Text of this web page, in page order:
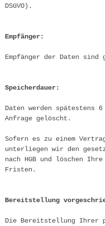
DSGVO).
Empfänger:
Empfänger der Daten
Speicherdauer:
Daten werden spätestens
Anfrage gelöscht.
Sofern es zu einem
unterliegen wir den
nach HGB und löschen
Fristen.
Bereitstellung
Die Bereitstellung Ihrer